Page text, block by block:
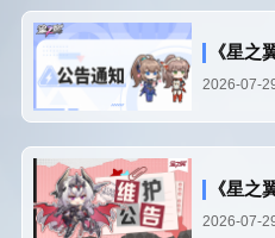
《星之
2026-07-
《星之
2026-07-